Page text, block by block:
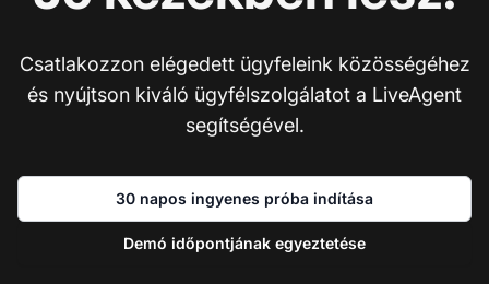
Csatlakozzon elégedett ügyfeleink közösségéhez
és nyújtson kiváló ügyfélszolgálatot a LiveAgent
segítségével.
30 napos ingyenes próba indítása
Demó időpontjának egyeztetése